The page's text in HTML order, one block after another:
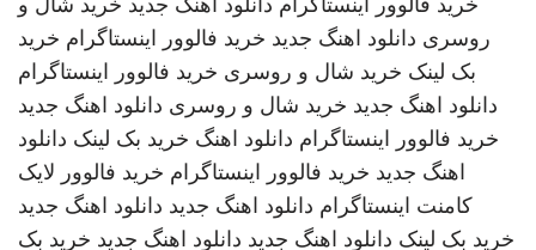
خرید فالوور اینستاگرام دانلود اهنگ جدید خرید شال و
روسری دانلود اهنگ جدید خرید فالوور اینستاگرام خرید
بک لینک خرید شال و روسری خرید فالوور اینستاگرام
دانلود اهنگ جدید خرید شال و روسری دانلود اهنگ جدید
خرید فالوور اینستاگرام دانلود اهنگ خرید بک لینک دانلود
اهنگ جدید خرید فالوور اینستاگرام خرید فالوور لایک
کامنت اینستاگرام دانلود اهنگ جدید دانلود اهنگ جدید
خرید بک لینک دانلود اهنگ جدید دانلود اهنگ جدید خرید بک